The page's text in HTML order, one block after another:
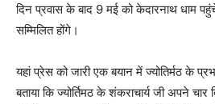
दिन प्रवास के बाद 9 मई को केदारनाथ धाम
सम्मिलित होंगे।
यहां प्रेस को जारी एक बयान में ज्योतिर्मठ के
बताया कि ज्योर्तिमठ के शंकराचार्य जी अपने